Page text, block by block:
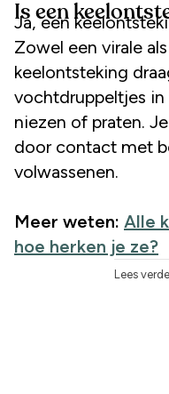
Is een
Ja, een
Zowel een virale
keelontsteking
vochtdruppeltjes
niezen of praten.
door contact met
volwassenen.
Meer weten: Alle
hoe herken je ze?
Lees